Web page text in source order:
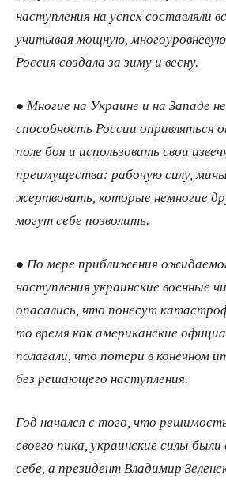
наступления на успех составляли
учитывая мощную,
Россия создала за зиму и весну.
● Многие на Украине и на Западе
способность России оправляться
поле боя и использовать свои
преимущества: рабочую силу,
жертвовать, которые немногие
могут себе позволить.
● По мере приближения
наступления украинские военные
опасались, что понесут
то время как американские
полагали, что потери в конечном
без решающего наступления.
Год начался с того, что
своего пика, украинские силы были
себе, а президент Владимир